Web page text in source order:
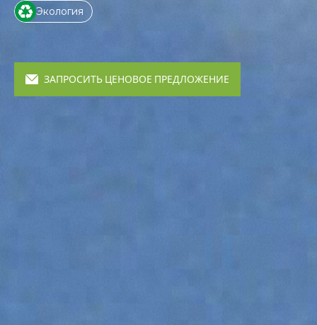
Экология
ЗАПРОСИТЬ ЦЕНОВОЕ ПРЕДЛОЖЕНИЕ